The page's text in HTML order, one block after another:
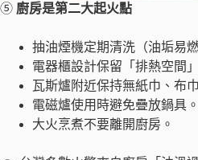
⑤ 廚房是第二大起火點
抽油煙機定期清洗（油垢易
電器櫃設計保留「排熱空間
瓦斯爐附近保持無紙巾、布
電磁爐使用時避免疊放鍋具。
大火烹煮不要離開廚房。